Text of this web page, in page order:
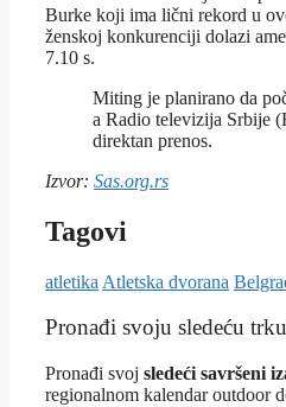
Burke koji ima lični rekord u
ženskoj konkurenciji dolazi
7.10 s.
Miting je planirano da
a Radio televizija Srbije
direktan prenos.
Izvor: Sas.org.rs
Tagovi
atletika Atletska dvorana
Pronađi svoju sledeću
Pronađi svoj sledeći savršeni
regionalnom kalendar outdoor